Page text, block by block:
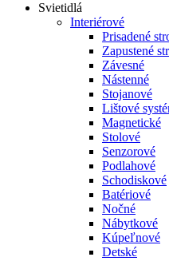
Svietidlá
Interiérové
Prisadené
Zapustené
Závesné
Nástenné
Stojanové
Lištové
Magnetické
Stolové
Senzorové
Podlahové
Schodiskové
Batériové
Nočné
Nábytkové
Kúpeľnové
Detské